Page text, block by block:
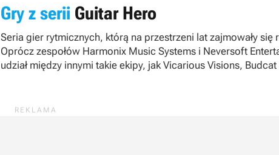
Gry z serii Guitar Hero
Seria gier rytmicznych, którą na przestrzeni lat zajmowały
Oprócz zespołów Harmonix Music Systems i Neversoft
udział między innymi takie ekipy, jak Vicarious Visions,